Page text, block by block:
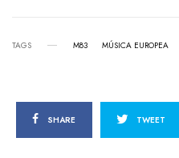
TAGS M83 MÚSICA EUROPEA
SHARE TWEET